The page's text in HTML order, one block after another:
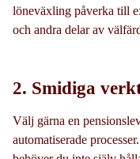
löneväxling påverka till
och andra delar av
2. Smidiga
Välj gärna en
automatiserade